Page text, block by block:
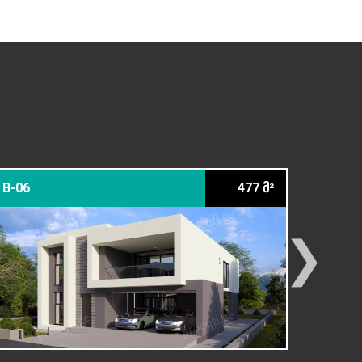
B-06 477 მ²
❯